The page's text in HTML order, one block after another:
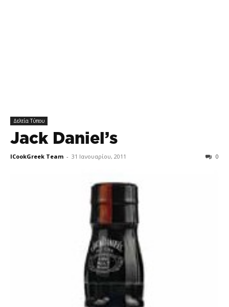
Δελτία Τύπου
Jack Daniel’s
ICookGreek Team - 31 Ιανουαρίου, 2011 0